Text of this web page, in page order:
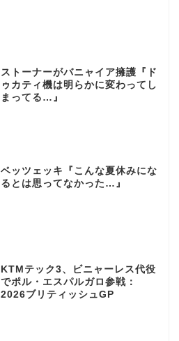
ストーナーがバニャイア擁護『ド
ゥカティ機は明らかに変わってし
まってる…』
ベッツェッキ『こんな夏休みにな
るとは思ってなかった…』
KTMテック3、ビニャーレス代役
でポル・エスパルガロ参戦：
2026ブリティッシュGP